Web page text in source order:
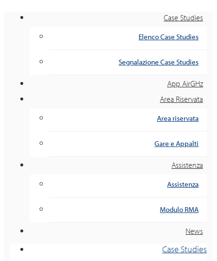
Case Studies
Elenco Case Studies
Segnalazione Case Studies
App AirGHz
Area Riservata
Area riservata
Gare e Appalti
Assistenza
Assistenza
Modulo RMA
News
Case Studies